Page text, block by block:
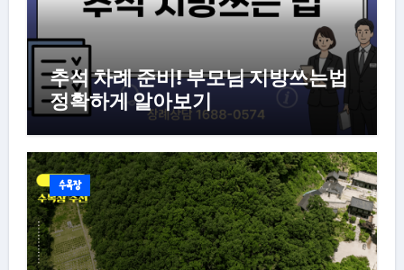
추석 차례 준비! 부모님 지방쓰는법
정확하게 알아보기
수목장